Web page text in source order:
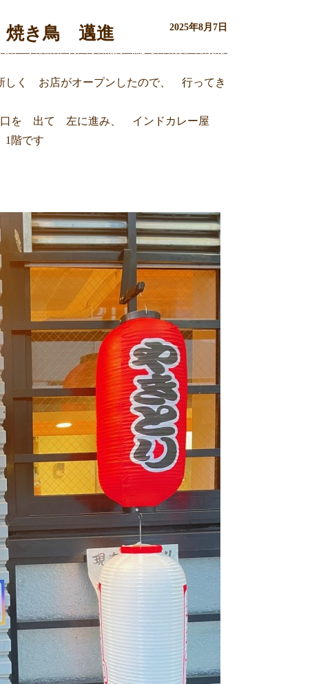
2025年8月7日
焼き鳥 邁進
く お店がオープンしたので、 行ってき
口を 出て 左に進み、 インドカレー屋
階です